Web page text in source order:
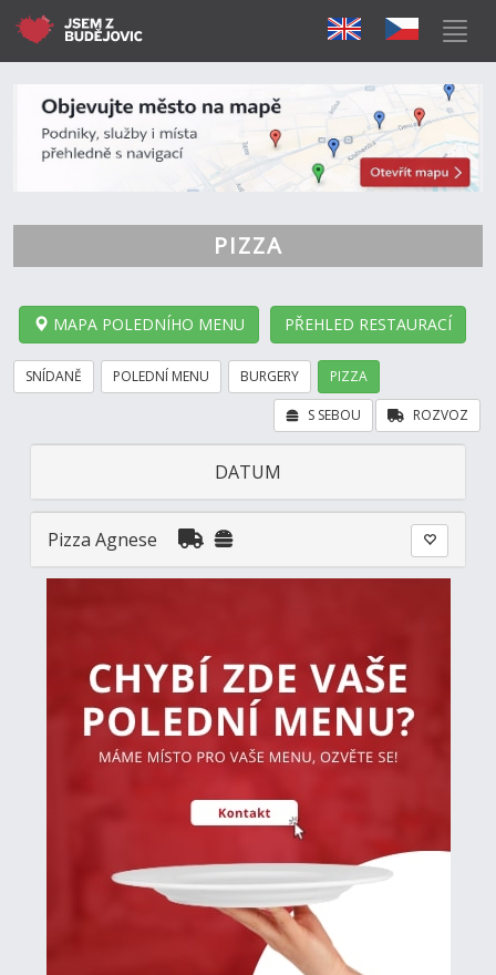
PIZZA
MAPA POLEDNÍHO MENU PŘEHLED RESTAURACÍ
SNÍDANĚ POLEDNÍ MENU BURGERY PIZZA
ROZVOZ
S SEBOU
DATUM
Pizza Agnese